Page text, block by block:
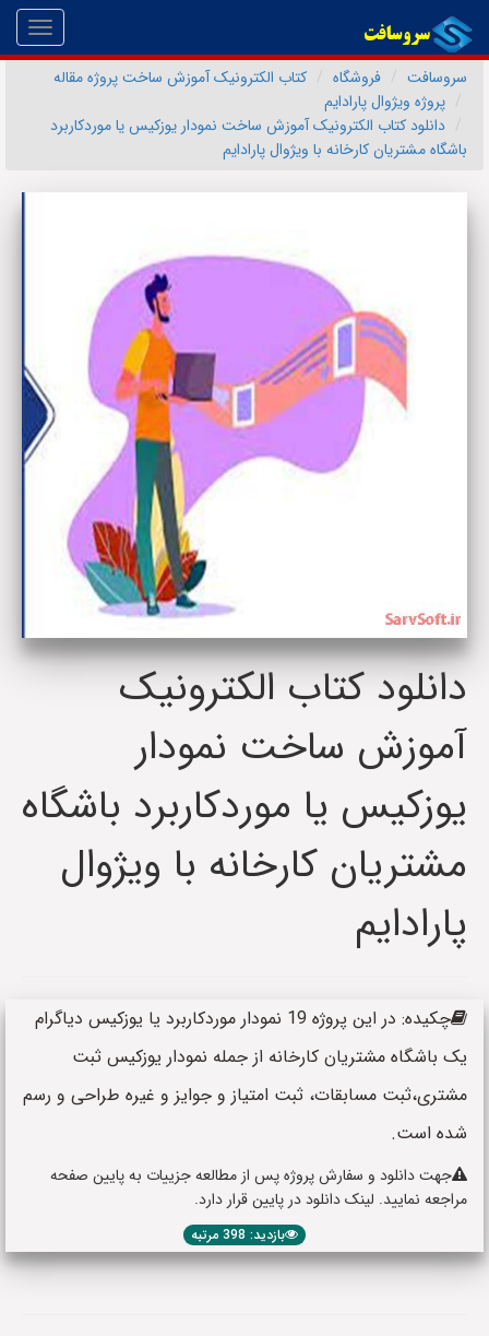
سروسافت
فروشگاه
کتاب الکترونیک آموزش ساخت پروژه مقاله
پروژه ویژوال پارادایم
دانلود کتاب الکترونیک آموزش ساخت نمودار یوزکیس یا موردکاربرد
باشگاه مشتریان کارخانه با ویژوال پارادایم
دانلود کتاب الکترونیک
آموزش ساخت نمودار
یوزکیس یا موردکاربرد باشگاه
مشتریان کارخانه با ویژوال
پارادایم
چکیده: در این پروژه 19 نمودار موردکاربرد یا یوزکیس دیاگرام
یک باشگاه مشتریان کارخانه از جمله نمودار یوزکیس ثبت
مشتری،ثبت مسابقات، ثبت امتیاز و جوایز و غیره طراحی و رسم
شده است.
جهت دانلود و سفارش پروژه پس از مطالعه جزییات به پایین صفحه
مراجعه نمایید. لینک دانلود در پایین قرار دارد.
بازدید: 398 مرتبه